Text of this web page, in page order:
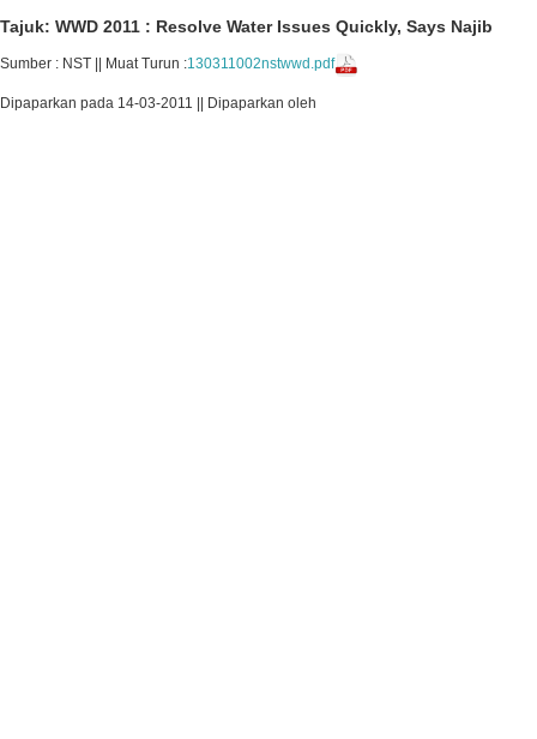
Tajuk: WWD 2011 : Resolve Water Issues Quickly, Says Najib
Sumber : NST || Muat Turun :130311002nstwwd.pdf
Dipaparkan pada 14-03-2011 || Dipaparkan oleh